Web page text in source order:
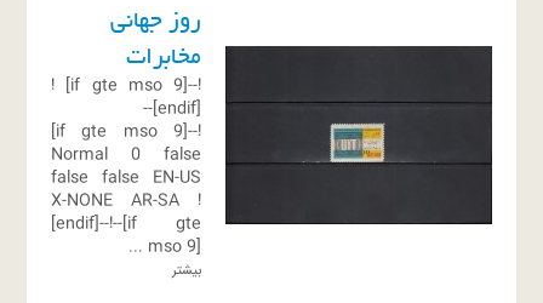
روز جهانی
مخابرات
!--[if gte mso 9]
!
[endif]--
!--[if gte mso 9]
Normal
0
false
false false
EN-US
X-NONE
AR-SA
!
[endif]--!--[if gte
mso 9]
...
بیشتر